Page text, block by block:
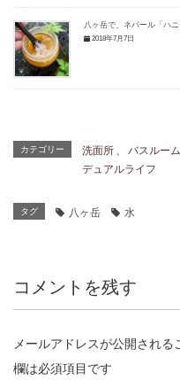
八ヶ岳で、ネパール「ハ
2018年7月7日
カテゴリー 洗面所 バスルー
デュアルライフ
タグ 八ヶ岳 水
コメントを残す
メールアドレスが公開される
欄は必須項目です